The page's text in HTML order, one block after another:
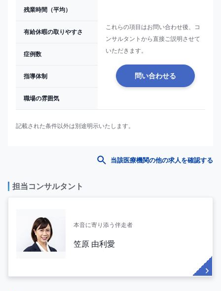
残業時間（平均）
有給休暇の取りやすさ
症例数
指導体制
職場の雰囲気
これらの項目はお問い合わせ後、コ
ンサルタントから直接ご説明させて
いただきます。
問い合わせる
記載された条件以外は別途明示いたします。
当該医療機関の他の求人を確認する
担当コンサルタント
本音に寄り添う伴走者
笠原 由利愛